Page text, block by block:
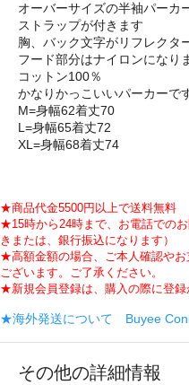
オーバーサイズの半袖パーカ
ストラップが付きます
胸、バック文字がリフレクタ
フード部分はナイロンになり
コットン100％
かなりかっこいいパーカーで
M=身幅62着丈70
L=身幅65着丈72
XL=身幅68着丈74
★商品代金5500円以上で送料無料
★15時から24時まで、お電話での
きまたは、銀行振込になります）
★高額金額の場合、ご本人確認や
ございます。ご了承ください。
★新規会員登録は、購入の際に登録
★海外発送について Buyee
その他の詳細情報